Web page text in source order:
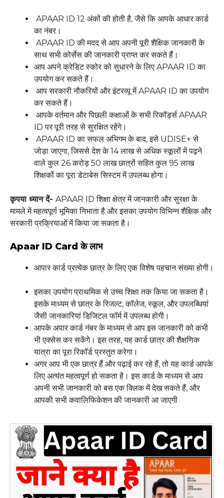
APAAR ID 12 अंकों की होती है, जैसे कि आपके आधार कार्ड
का नंबर।
APAAR ID की मदद से आप अपनी पूरी शैक्षिक जानकारी के
साथ सभी कोर्सेस की जानकारी प्राप्त कर सकते हैं।
आप अपने क्रेडिट स्कोर को सुधारने के लिए APAAR ID का
उपयोग कर सकते हैं।
आप सरकारी नौकरियों और इंटरव्यू में APAAR ID का उपयोग
कर सकते हैं।
आपके वर्तमान और पिछली कक्षाओं के सभी रिकॉर्ड्स APAAR
ID पर पूरी तरह से सुरक्षित रहेंगे।
APAAR ID का सफल अभिगम के बाद, इसे UDISE+ से
जोड़ा जाएगा, जिससे देश के 14 लाख से अधिक स्कूलों में पढ़ने
वाले कुल 26 करोड़ 50 लाख छात्रों सहित कुल 95 लाख
शिक्षकों का पूरा डेटाबेस सिस्टम में उपलब्ध होगा।
कृपया ध्यान दें- APAAR ID शिक्षा क्षेत्र में जानकारी और सुरक्षा के
मामले में महत्वपूर्ण भूमिका निभाता है और इसका उपयोग विभिन्न शैक्षिक और
सरकारी प्रक्रियाओं में किया जा सकता है।
Apaar ID Card के लाभ
आपार कार्ड प्रत्येक छात्र के लिए एक विशेष पहचान संख्या होगी।
इसका उपयोग प्राथमिक से उच्च शिक्षा तक किया जा सकता है।
इसके माध्यम से छात्र के रिजल्ट, कॉलेज, स्कूल, और उपलब्धियां
जैसी जानकारियां डिजिटल फॉर्म में उपलब्ध होगी।
आपके अपार कार्ड नंबर के माध्यम से आप इस जानकारी को कभी
भी एक्सेस कर सकेंगे। इस तरह, यह कार्ड छात्र की शैक्षणिक
यात्रा का पूरा रिकॉर्ड प्रस्तुत करेगा।
अगर आप भी एक छात्र हैं और पढ़ाई कर रहे हैं, तो यह कार्ड आपके
लिए अत्यंत महत्वपूर्ण हो सकता है। इस कार्ड के माध्यम से आप
अपनी सभी जानकारी को बस एक क्लिक में देख सकते हैं, और
आपकी सभी कवालिफिकेशन की जानकारी आ जाएगी